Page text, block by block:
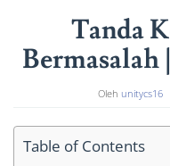
Tanda
Bermasalah
Oleh unitycs16
Table of Contents